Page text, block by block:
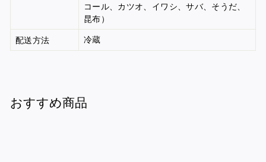
コール、カツオ、イワシ、サバ、そうだ、
昆布）
配送方法 冷蔵
おすすめ商品